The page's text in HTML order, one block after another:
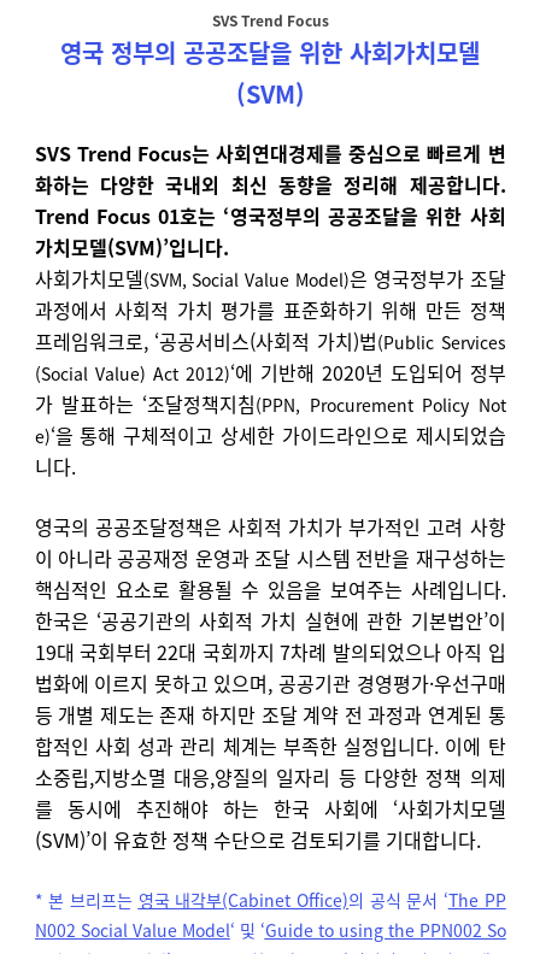
SVS Trend Focus
영국 정부의 공공조달을 위한 사회가치모델
(SVM)
SVS Trend Focus는 사회연대경제를 중심으로 빠르게 변
화하는 다양한 국내외 최신 동향을 정리해 제공합니다.
Trend Focus 01호는 ‘영국정부의 공공조달을 위한 사회
가치모델(SVM)’입니다.
사회가치모델(SVM, Social Value Model)은 영국정부가 조달
과정에서 사회적 가치 평가를 표준화하기 위해 만든 정책
프레임워크로, ‘공공서비스(사회적 가치)법(Public Services
(Social Value) Act 2012)‘에 기반해 2020년 도입되어 정부
가 발표하는 ‘조달정책지침(PPN, Procurement Policy Not
e)‘을 통해 구체적이고 상세한 가이드라인으로 제시되었습
니다.
영국의 공공조달정책은 사회적 가치가 부가적인 고려 사항
이 아니라 공공재정 운영과 조달 시스템 전반을 재구성하는
핵심적인 요소로 활용될 수 있음을 보여주는 사례입니다.
한국은 ‘공공기관의 사회적 가치 실현에 관한 기본법안’이
19대 국회부터 22대 국회까지 7차례 발의되었으나 아직 입
법화에 이르지 못하고 있으며, 공공기관 경영평가·우선구매
등 개별 제도는 존재 하지만 조달 계약 전 과정과 연계된 통
합적인 사회 성과 관리 체계는 부족한 실정입니다. 이에 탄
소중립,지방소멸 대응,양질의 일자리 등 다양한 정책 의제
를 동시에 추진해야 하는 한국 사회에 ‘사회가치모델
(SVM)’이 유효한 정책 수단으로 검토되기를 기대합니다.
* 본 브리프는 영국 내각부(Cabinet Office)의 공식 문서 ‘The PP
N002 Social Value Model‘ 및 ‘Guide to using the PPN002 So